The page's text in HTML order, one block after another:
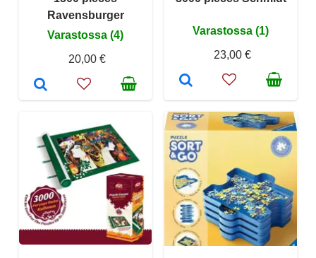
Ravensburger
Varastossa (4)
20,00 €
Varastossa (1)
23,00 €